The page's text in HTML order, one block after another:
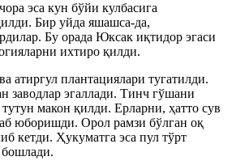
эса кун бўйи кулбасига
Бир уйда яшашса-да,
Бу орада Юксак иқтидор эгаси
ихтиро қилди.
атиргул плантациялари тугатилди.
заводлар эгаллади. Тинч гўшани
макон қилди. Ерларни, ҳатто сув
юборишди. Орол рамзи бўлган оқ
кетди. Ҳукуматга эса пул тўрт
бошлади.